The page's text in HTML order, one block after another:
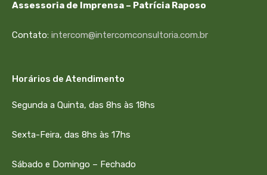
Assessoria de Imprensa – Patrícia Raposo
Contato: intercom@intercomconsultoria.com.br
Horários de Atendimento
Segunda a Quinta, das 8hs às 18hs
Sexta-Feira, das 8hs às 17hs
Sábado e Domingo – Fechado